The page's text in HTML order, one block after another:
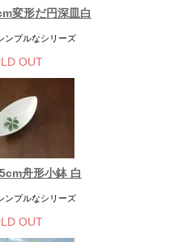
変形だ円深皿白
ンプルなシリーズ
OUT
舟形小鉢 白
ンプルなシリーズ
OUT